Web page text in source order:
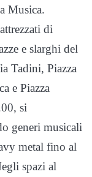
Musica.
di
e slarghi del
Tadini, Piazza
e Piazza
si
generi musicali
metal fino al
spazi al